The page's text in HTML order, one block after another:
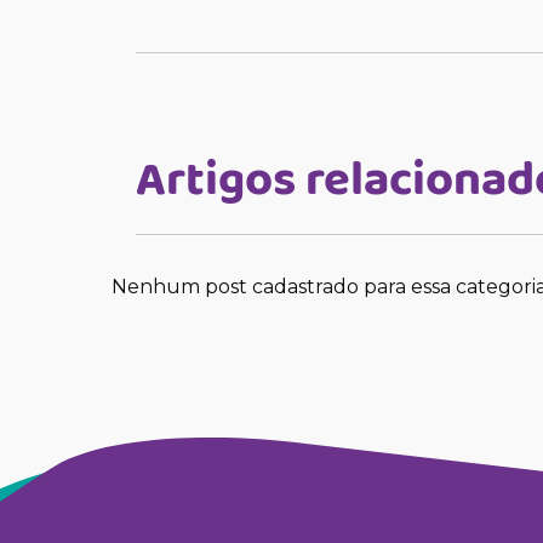
Artigos
Nenhum post cadastrado para essa